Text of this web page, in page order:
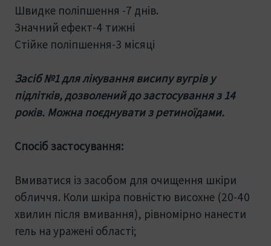
Швидке поліпшення -7 днів.
Значний ефект-4 тижні
Стійке поліпшення-3 місяці
Засіб №1 для лікування висипу вугрів у
підлітків, дозволений до застосування з 14
років. Можна поєднувати з ретиноїдами.
Спосіб застосування:
Вмиватися із засобом для очищення шкіри
обличчя. Коли шкіра повністю висохне (20-40
хвилин після вмивання), рівномірно нанести
гель на уражені області;